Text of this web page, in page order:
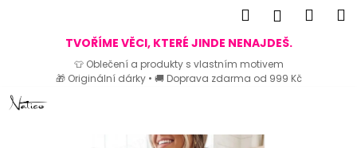
TVOŘÍME VĚCI, KTERÉ JINDE NENAJDEŠ.
👕 Oblečení a produkty s vlastním motivem
🎁 Originální dárky • 🚚 Doprava zdarma od 999 Kč
Přejít
na
Hledat
Zpět
Zpět
o